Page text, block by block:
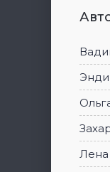
Лена